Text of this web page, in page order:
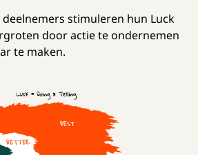
stimuleren hun Luck
door actie te ondernemen
te maken.